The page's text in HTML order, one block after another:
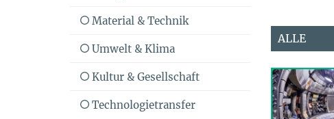
ALLE
Material & Technik
Umwelt & Klima
Kultur & Gesellschaft
Technologietransfer